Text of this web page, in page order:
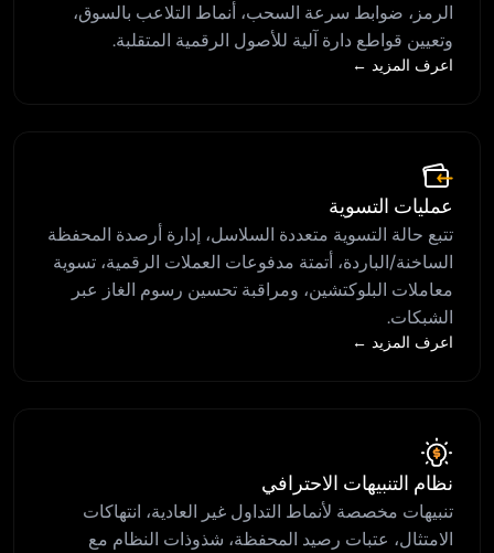
الرمز، ضوابط سرعة السحب، أنماط التلاعب بالسوق،
وتعيين قواطع دارة آلية للأصول الرقمية المتقلبة.
اعرف المزيد ←
عمليات التسوية
تتبع حالة التسوية متعددة السلاسل، إدارة أرصدة المحفظة
الساخنة/الباردة، أتمتة مدفوعات العملات الرقمية، تسوية
معاملات البلوكتشين، ومراقبة تحسين رسوم الغاز عبر
الشبكات.
اعرف المزيد ←
نظام التنبيهات الاحترافي
تنبيهات مخصصة لأنماط التداول غير العادية، انتهاكات
الامتثال، عتبات رصيد المحفظة، شذوذات النظام مع